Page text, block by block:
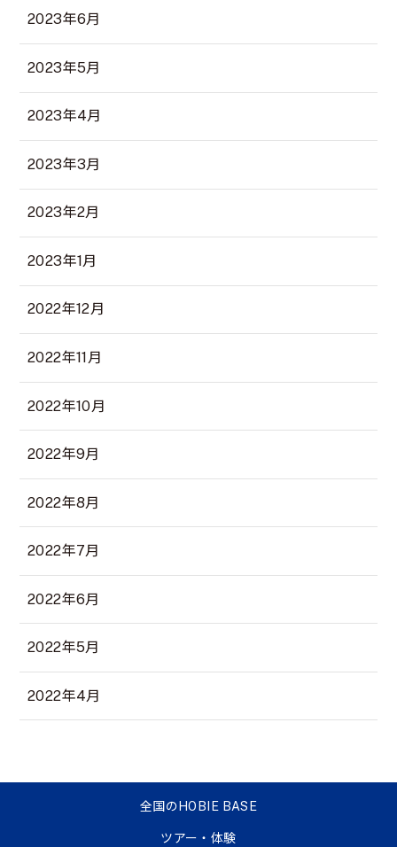
2023年6月
2023年5月
2023年4月
2023年3月
2023年2月
2023年1月
2022年12月
2022年11月
2022年10月
2022年9月
2022年8月
2022年7月
2022年6月
2022年5月
2022年4月
全国のHOBIE BASE
ツアー・体験